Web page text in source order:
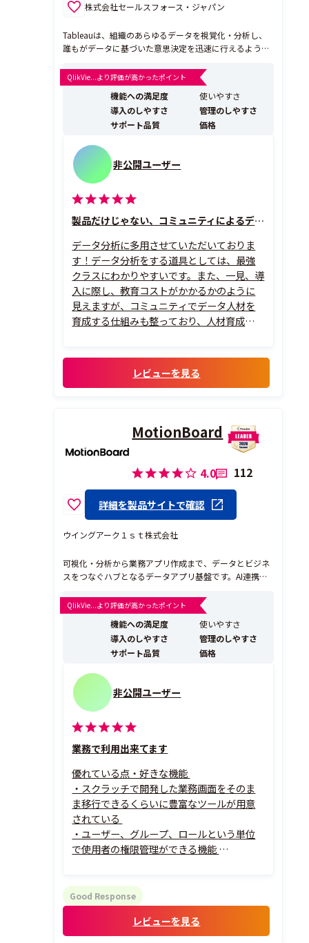
株式会社セールスフォース・ジャパン
Tableauは、組織のあらゆるデータを視覚化・分析し、
誰もがデータに基づいた意思決定を迅速に行えるように
プラットフォームです。2025年より提供開始した「Tabl
eau Next」では、従来のダッシュボード閲覧・レポート
作成にとどまらず、AIエージェントが自律...
QlikVie...より評価が高かったポイント
機能への満足度
使いやすさ
導入のしやすさ
管理のしやすさ
サポート品質
価格
非公開ユーザー
製品だけじゃない、コミュニティによるデータ人材育成も魅力！
データ分析に多用させていただいておりま
す！データ分析をする道具としては、最強
クラスにわかりやすいです。また、一見、導
入に際し、教育コストがかかるかのように
見えますが、コミュニティでデータ人材を
育成する仕組みも整っており、人材育成から
レビューを見る
MotionBoard
4.0 112
詳細を製品サイトで確認
ウイングアーク１ｓｔ株式会社
可視化・分析から業務アプリ作成まで、データとビジネ
スをつなぐハブとなるデータアプリ基盤です。AI連携に
プロセスの最適化を実現します。​ 【Success Stories】 デ
ータ活用によって “企業が変わった”成功の陰にはそこへ
導く立役者がいます データ...
QlikVie...より評価が高かったポイント
機能への満足度
使いやすさ
導入のしやすさ
管理のしやすさ
サポート品質
価格
非公開ユーザー
業務で利用出来てます
優れている点・好きな機能
・スクラッチで開発した業務画面をそのま
ま移行できるくらいに豊富なツールが用意
されている
・ユーザー、グループ、ロールという単位
で使用者の権限管理ができる機能
方法により画面を複製するのは難しいが、
ＭＢではそれが容易にできるのがとても良
Good Response
レビューを見る